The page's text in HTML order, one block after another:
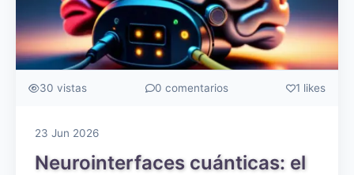
30 vistas 0 comentarios 1 likes
23 Jun 2026
Neurointerfaces cuánticas: el